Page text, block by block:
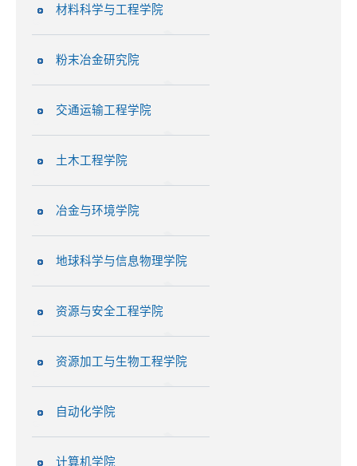
材料科学与工程学院
粉末冶金研究院
交通运输工程学院
土木工程学院
冶金与环境学院
地球科学与信息物理学院
资源与安全工程学院
资源加工与生物工程学院
自动化学院
计算机学院